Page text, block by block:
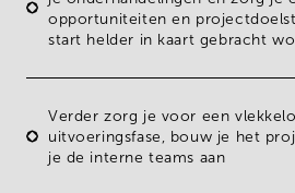
opportuniteiten en
start helder in kaart gebracht
Verder zorg je voor een
uitvoeringsfase, bouw je het
je de interne teams aan